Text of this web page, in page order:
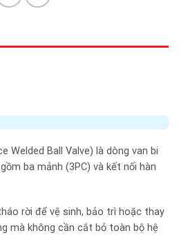
Welded Ball Valve) là dòng van bi
ba mảnh (3PC) và kết nối hàn
rời để vệ sinh, bảo trì hoặc thay
mà không cần cắt bỏ toàn bộ hệ